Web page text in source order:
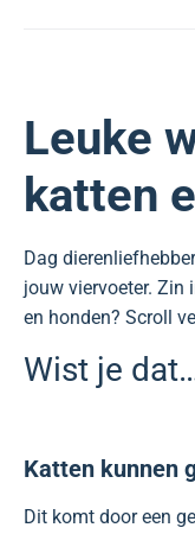
Leuke
katten
Dag
jouw viervoeter. Zin
en honden? Scroll
Wist je
Katten kunnen
Dit komt door een